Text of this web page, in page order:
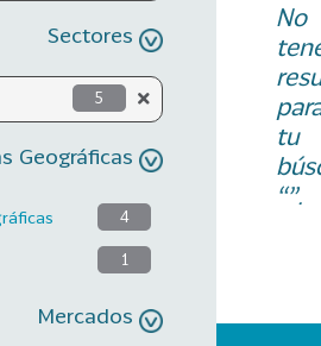
Sectores
5
Geográficas
4
1
Mercados
No
tu
“”.